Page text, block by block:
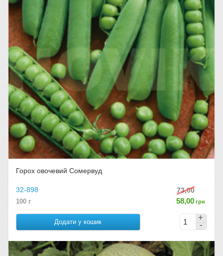
Горох овочевий Сомервуд
32-898
100 г
73,00
58,00 грн
Додати у кошик